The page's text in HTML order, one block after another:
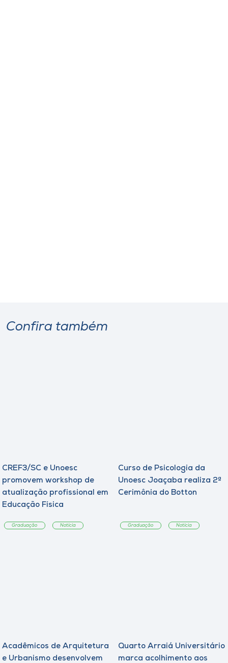
Confira também
CREF3/SC e Unoesc
promovem workshop de
atualização profissional em
Educação Física
Graduação Notícia
Curso de Psicologia da
Unoesc Joaçaba realiza 2ª
Cerimônia do Botton
Graduação Notícia
Acadêmicos de Arquitetura
e Urbanismo desenvolvem
Quarto Arraiá Universitário
marca acolhimento aos